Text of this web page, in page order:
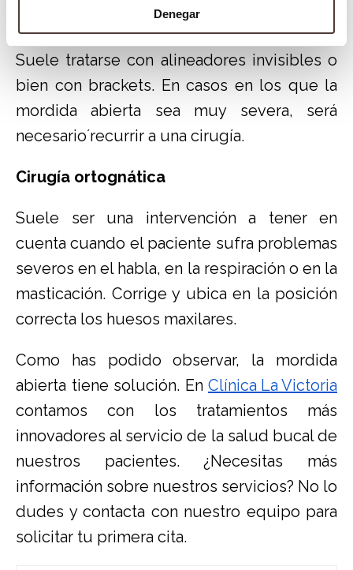
Denegar
Ortodoncia para adolescentes y adultos
Suele tratarse con alineadores invisibles o
bien con brackets. En casos en los que la
mordida abierta sea muy severa, será
necesario´recurrir a una cirugía.
Cirugía ortognática
Suele ser una intervención a tener en
cuenta cuando el paciente sufra problemas
severos en el habla, en la respiración o en la
masticación. Corrige y ubica en la posición
correcta los huesos maxilares.
Como has podido observar, la mordida
abierta tiene solución. En Clínica La Victoria
contamos con los tratamientos más
innovadores al servicio de la salud bucal de
nuestros pacientes. ¿Necesitas más
información sobre nuestros servicios? No lo
dudes y contacta con nuestro equipo para
solicitar tu primera cita.